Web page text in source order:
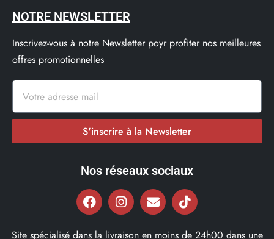
NOTRE NEWSLETTER
Inscrivez-vous à notre Newsletter poyr profiter nos meilleures
offres promotionnelles
S'inscrire à la Newsletter
Nos réseaux sociaux
Site spécialisé dans la livraison en moins de 24h00 dans une